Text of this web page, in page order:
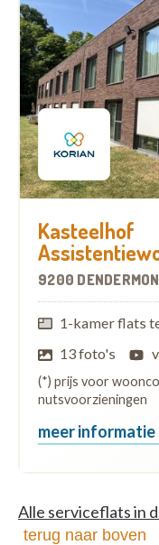
Kasteelhof
9200
1-kamer flats
13 foto's
(*) prijs voor
nutsvoorzieningen
meer informatie
Alle serviceflats in
terug naar boven